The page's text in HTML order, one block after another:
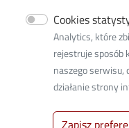
Cookies
Analytics, które
rejestruje sposób
naszego serwisu,
działanie strony
Zapisz